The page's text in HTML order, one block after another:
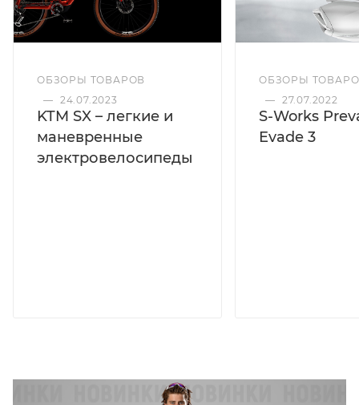
ОБЗОРЫ ТОВАРОВ
— 24.07.2023
KTM SX – легкие и
маневренные
электровелосипеды
ОБЗОРЫ
— 27.07.2022
S-Works
Evade 3